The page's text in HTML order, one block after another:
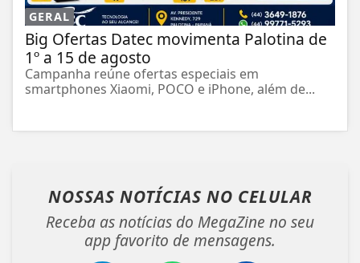
GERAL
Big Ofertas Datec movimenta Palotina de
1º a 15 de agosto
Campanha reúne ofertas especiais em
smartphones Xiaomi, POCO e iPhone, além de...
NOSSAS NOTÍCIAS NO CELULAR
Receba as notícias do MegaZine no seu
app favorito de mensagens.